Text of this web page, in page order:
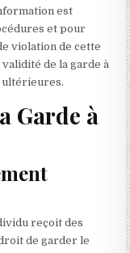
est
et pour
violation de cette
de la garde à
ultérieures.
Garde à
reçoit des
de garder le